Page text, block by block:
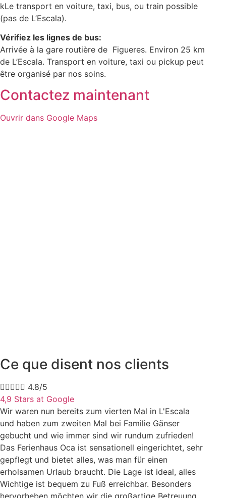
kLe transport en voiture, taxi, bus, ou train possible
(pas de L’Escala).
Vérifiez les lignes de bus:
Arrivée à la gare routière de Figueres. Environ 25 km
de L’Escala. Transport en voiture, taxi ou pickup peut
être organisé par nos soins.
Contactez maintenant
Ouvrir dans Google Maps
Ce que disent nos clients
 4.8/5
4,9 Stars at Google
Wir waren nun bereits zum vierten Mal in L'Escala
und haben zum zweiten Mal bei Familie Gänser
gebucht und wie immer sind wir rundum zufrieden!
Das Ferienhaus Oca ist sensationell eingerichtet, sehr
gepflegt und bietet alles, was man für einen
erholsamen Urlaub braucht. Die Lage ist ideal, alles
Wichtige ist bequem zu Fuß erreichbar. Besonders
hervorheben möchten wir die großartige Betreuung